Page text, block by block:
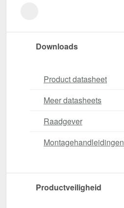
Downloads
Product datasheet
Meer datasheets
Raadgever
Montagehandleidingen
Productveiligheid